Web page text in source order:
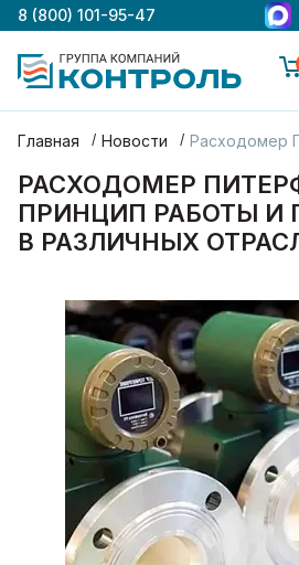
8 (800) 101-95-47
Главная Новости Расходомер
РАСХОДОМЕР
ПРИНЦИП РАБОТЫ И
В РАЗЛИЧНЫХ